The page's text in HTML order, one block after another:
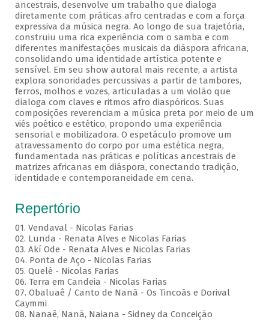
ancestrais, desenvolve um trabalho que dialoga
diretamente com práticas afro centradas e com a força
expressiva da música negra. Ao longo de sua trajetória,
construiu uma rica experiência com o samba e com
diferentes manifestações musicais da diáspora africana,
consolidando uma identidade artística potente e
sensível. Em seu show autoral mais recente, a artista
explora sonoridades percussivas a partir de tambores,
ferros, molhos e vozes, articuladas a um violão que
dialoga com claves e ritmos afro diaspóricos. Suas
composições reverenciam a música preta por meio de um
viés poético e estético, propondo uma experiência
sensorial e mobilizadora. O espetáculo promove um
atravessamento do corpo por uma estética negra,
fundamentada nas práticas e políticas ancestrais de
matrizes africanas em diáspora, conectando tradição,
identidade e contemporaneidade em cena.
Repertório
01. Vendaval - Nicolas Farias
02. Lunda - Renata Alves e Nicolas Farias
03. Akí Ode - Renata Alves e Nicolas Farias
04. Ponta de Aço - Nicolas Farias
05. Quelé - Nicolas Farias
06. Terra em Candeia - Nicolas Farias
07. Obaluaê / Canto de Nanã - Os Tincoãs e Dorival
Caymmi
08. Nanaê, Nanã, Naiana - Sidney da Conceição